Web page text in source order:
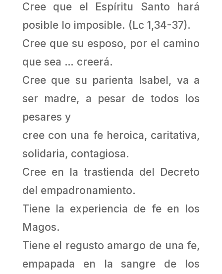
Cree que el Espíritu Santo hará
posible lo imposible. (Lc 1,34-37).
Cree que su esposo, por el camino
que sea … creerá.
Cree que su parienta Isabel, va a
ser madre, a pesar de todos los
pesares y
cree con una fe heroica, caritativa,
solidaria, contagiosa.
Cree en la trastienda del Decreto
del empadronamiento.
Tiene la experiencia de fe en los
Magos.
Tiene el regusto amargo de una fe,
empapada en la sangre de los